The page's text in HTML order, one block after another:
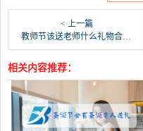
< 上一篇
教师节该送老师什么礼物合适（老师最渴望收到什么礼物）
相关内容推荐：